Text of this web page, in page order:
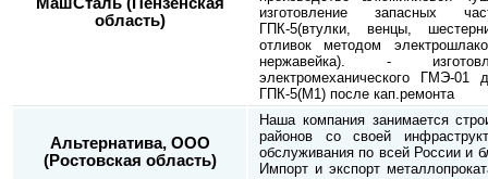
область)
изготовление запасных
ГПК-5(втулки, венцы,
отливок методом
нержавейка). -
электромеханического ГМЭ-
ГПК-5(М1) после кап.ремонта
Альтернатива, ООО
(Ростовская область)
Наша компания занимается
районов со своей
обслуживания по всей России и
Импорт и экспорт